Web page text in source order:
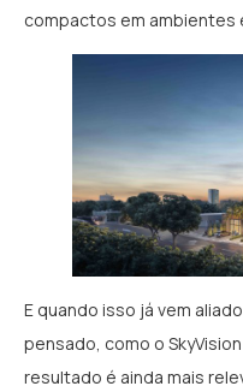
compactos em
E quando isso já vem
pensado, como o
resultado é ainda mais